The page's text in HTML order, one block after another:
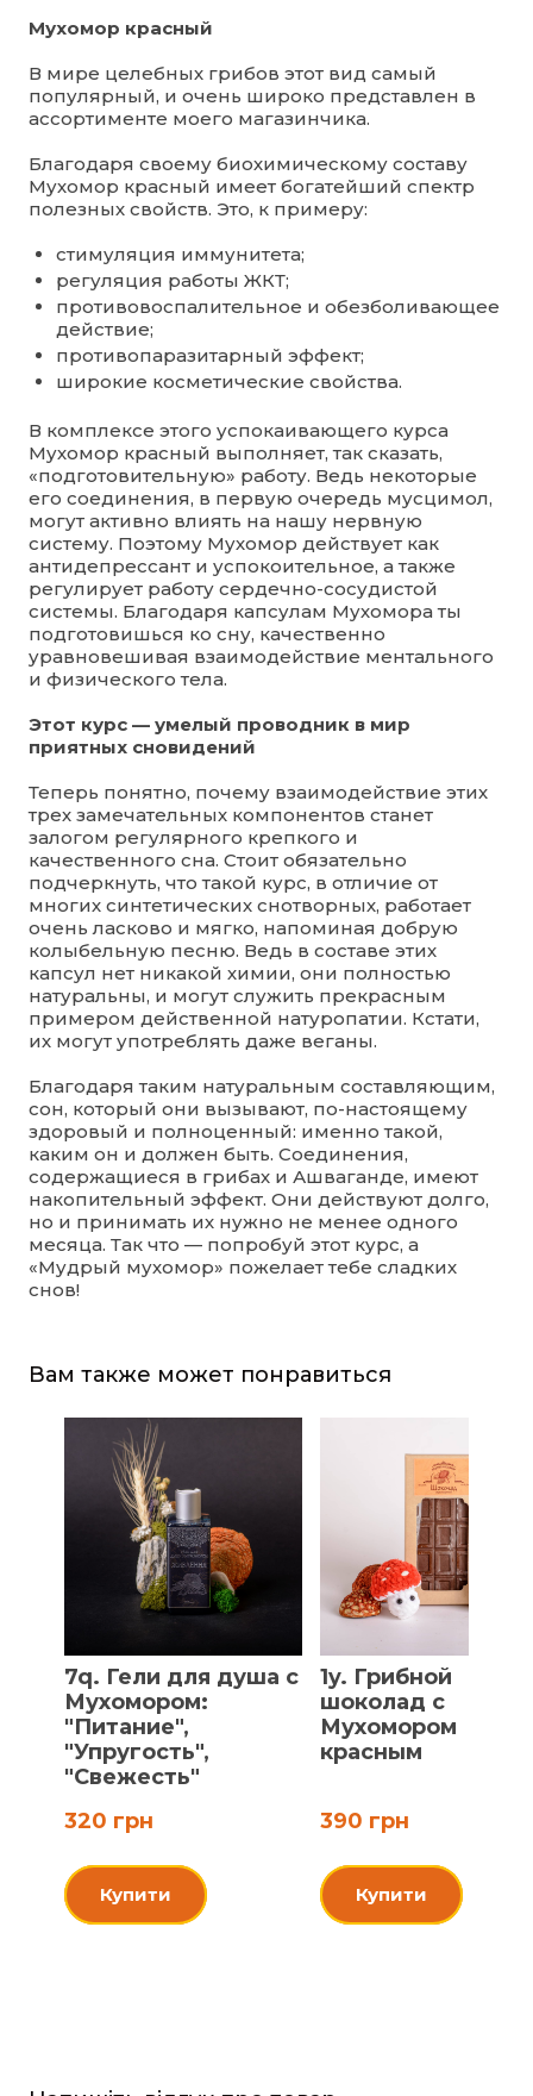
Мухомор красный
В мире целебных грибов этот вид самый
популярный, и очень широко представлен в
ассортименте моего магазинчика.
Благодаря своему биохимическому составу
Мухомор красный имеет богатейший спектр
полезных свойств. Это, к примеру:
стимуляция иммунитета;
регуляция работы ЖКТ;
противовоспалительное и обезболивающее
действие;
противопаразитарный эффект;
широкие косметические свойства.
В комплексе этого успокаивающего курса
Мухомор красный выполняет, так сказать,
«подготовительную» работу. Ведь некоторые
его соединения, в первую очередь мусцимол,
могут активно влиять на нашу нервную
систему. Поэтому Мухомор действует как
антидепрессант и успокоительное, а также
регулирует работу сердечно-сосудистой
системы. Благодаря капсулам Мухомора ты
подготовишься ко сну, качественно
уравновешивая взаимодействие ментального
и физического тела.
Этот курс — умелый проводник в мир
приятных сновидений
Теперь понятно, почему взаимодействие этих
трех замечательных компонентов станет
залогом регулярного крепкого и
качественного сна. Стоит обязательно
подчеркнуть, что такой курс, в отличие от
многих синтетических снотворных, работает
очень ласково и мягко, напоминая добрую
колыбельную песню. Ведь в составе этих
капсул нет никакой химии, они полностью
натуральны, и могут служить прекрасным
примером действенной натуропатии. Кстати,
их могут употреблять даже веганы.
Благодаря таким натуральным составляющим,
сон, который они вызывают, по-настоящему
здоровый и полноценный: именно такой,
каким он и должен быть. Соединения,
содержащиеся в грибах и Ашваганде, имеют
накопительный эффект. Они действуют долго,
но и принимать их нужно не менее одного
месяца. Так что — попробуй этот курс, а
«Мудрый мухомор» пожелает тебе сладких
снов!
Вам также может понравиться
7q. Гели для душа с
Мухомором:
"Питание",
"Упругость",
"Свежесть"
320 грн
Купити
1y. Грибной
шоколад с
Мухомором
красным
390 грн
Купити